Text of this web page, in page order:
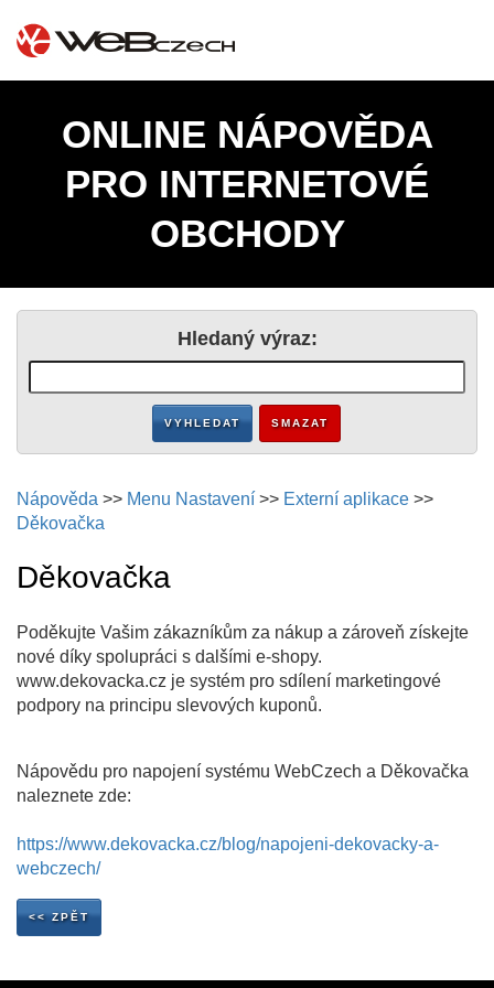
ONLINE NÁPOVĚDA
PRO INTERNETOVÉ
OBCHODY
Hledaný výraz:
VYHLEDAT SMAZAT
Nápověda >> Menu Nastavení >> Externí aplikace >>
Děkovačka
Děkovačka
Poděkujte Vašim zákazníkům za nákup a zároveň získejte
nové díky spolupráci s dalšími e-shopy.
www.dekovacka.cz je systém pro sdílení marketingové
podpory na principu slevových kuponů.
Nápovědu pro napojení systému WebCzech a Děkovačka
naleznete zde:
https://www.dekovacka.cz/blog/napojeni-dekovacky-a-
webczech/
<< ZPĚT